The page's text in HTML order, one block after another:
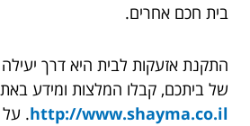
בית חכם אחרים.
התקנת אזעקות לבית היא דרך
של ביתכם, קבלו המלצות ומידע
http://www.shayma.co.il. על